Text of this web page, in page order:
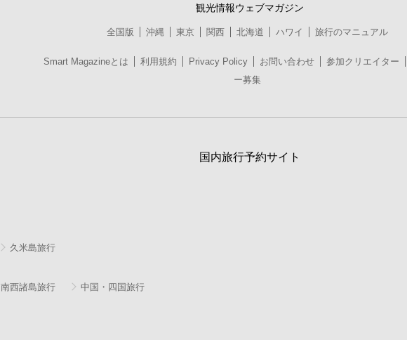
観光情報ウェブマガジン
全国版 沖縄 東京 関西 北海道 ハワイ 旅行のマニュアル
Smart Magazineとは 利用規約 Privacy Policy お問い合わせ 参加クリエイター
ー募集
国内旅行予約サイト
久米島旅行
南西諸島旅行 中国・四国旅行